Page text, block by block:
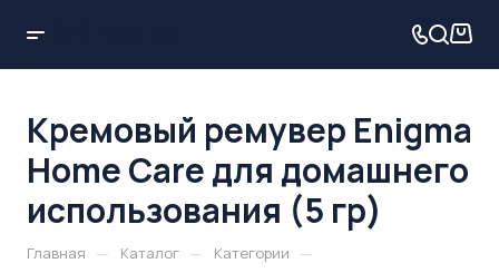
Кремовый ремувер Enigma
Home Care для домашнего
использования (5 гр)
Главная — Каталог — Категории —